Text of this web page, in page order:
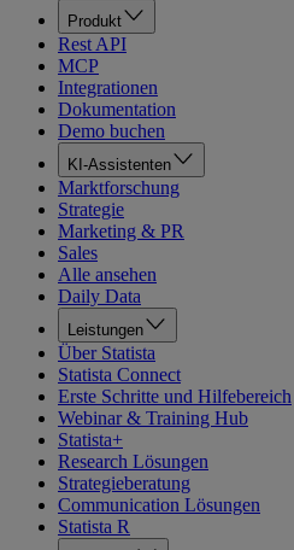
Produkt
Rest API
MCP
Integrationen
Dokumentation
Demo buchen
KI-Assistenten
Marktforschung
Strategie
Marketing & PR
Sales
Alle ansehen
Daily Data
Leistungen
Über Statista
Statista Connect
Erste Schritte und Hilfebereich
Webinar & Training Hub
Statista+
Research Lösungen
Strategieberatung
Communication Lösungen
Statista R